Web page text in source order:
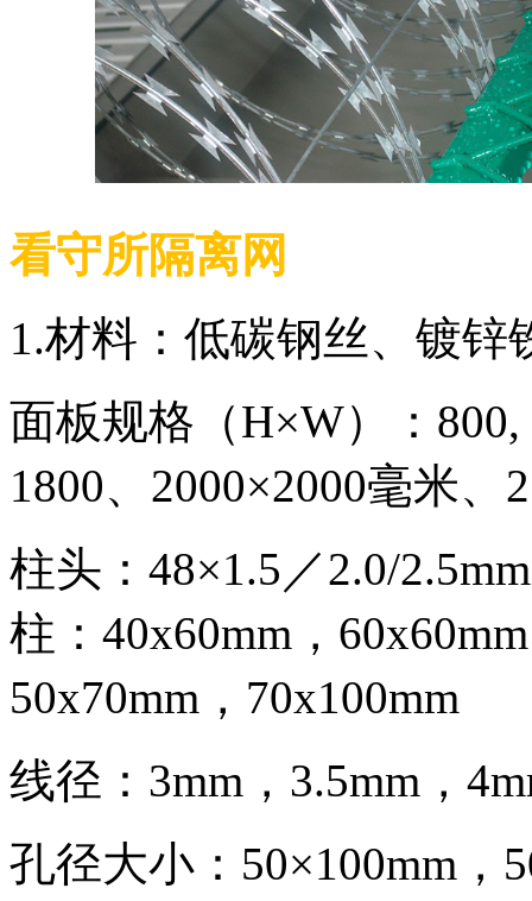
看守所隔离网
1.材料：低碳钢丝、镀锌
面板规格（H×W）：800,
1800、2000×2000毫米、
柱头：48×1.5／2.0/
柱：40x60mm，
50x70mm，70x100mm
线径：3mm，3.5mm，
孔径大小：50×100mm，